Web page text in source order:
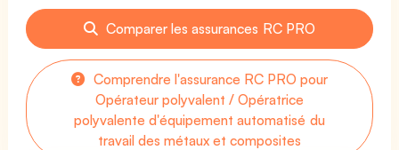
Comparer les assurances RC PRO
Comprendre l'assurance RC PRO pour
Opérateur polyvalent / Opératrice
polyvalente d'équipement automatisé du
travail des métaux et composites